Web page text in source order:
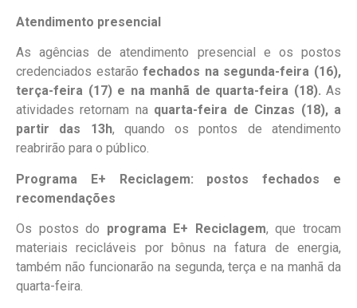
Atendimento presencial
As agências de atendimento presencial e os postos
credenciados estarãofechados na segunda-feira (16),
terça-feira (17) e na manhã de quarta-feira (18). As
atividades retornam na quarta-feira de Cinzas (18), a
partir das 13h, quando os pontos de atendimento
reabrirão para o público.
Programa E+ Reciclagem: postos fechados e
recomendações
Os postos do programa E+ Reciclagem, que trocam
materiais recicláveis por bônus na fatura de energia,
também não funcionarão na segunda, terça e na manhã da
quarta-feira.